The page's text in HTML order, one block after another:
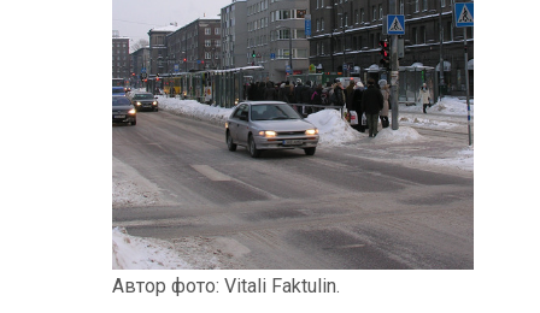
Автор фото: Vitali Faktulin.